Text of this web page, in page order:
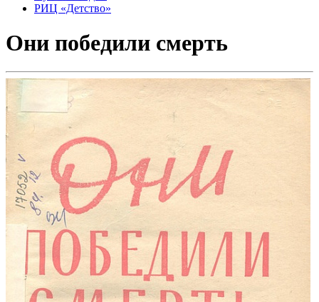
РИЦ «Детство»
Они победили смерть